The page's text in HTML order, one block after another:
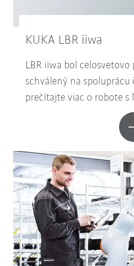
KUKA LBR iiwa
LBR iiwa bol
schválený na spoluprácu
prečítajte viac o robote s